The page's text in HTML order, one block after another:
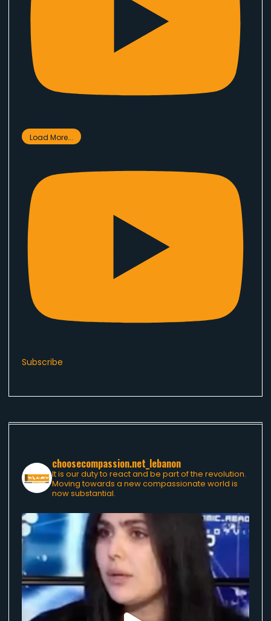
Load More...
Subscribe
choosecompassion.net_lebanon
It is our duty to react and be part of the revolution.
Moving towards a new compassionate world is
now substantial.